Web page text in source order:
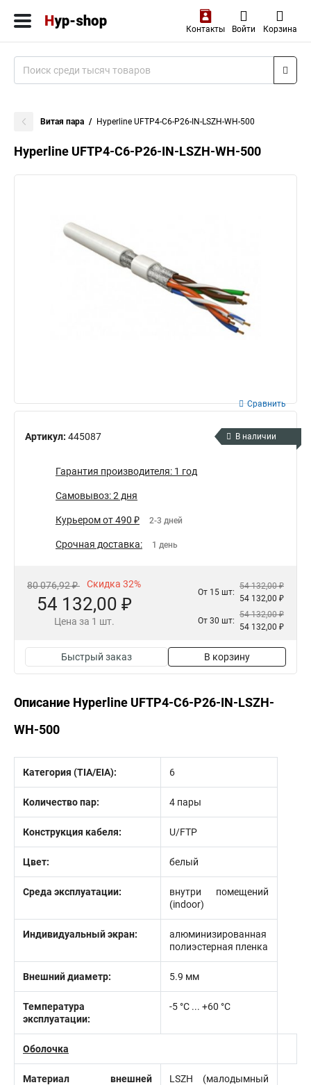
Контакты Войти Корзина
Витая пара Hyperline UFTP4-C6-P26-IN-LSZH-WH-500
Hyperline UFTP4-C6-P26-IN-LSZH-WH-500
Артикул: 445087
Сравнить
В наличии
Гарантия производителя: 1 год
Самовывоз: 2 дня
Курьером от 490 ₽ 2-3 дней
Срочная доставка: 1 день
80 076,92 ₽ Скидка 32%
54 132,00 ₽
Цена за 1 шт.
От 15 шт:
54 132,00 ₽
54 132,00 ₽
От 30 шт:
54 132,00 ₽
54 132,00 ₽
Быстрый заказ В корзину
Описание Hyperline UFTP4-C6-P26-IN-LSZH-
WH-500
Категория (TIA/EIA): 6
Количество пар: 4 пары
Конструкция кабеля: U/FTP
Цвет: белый
Среда эксплуатации:
внутри помещений
(indoor)
Индивидуальный экран:
алюминизированная
полиэстерная пленка
Внешний диаметр: 5.9 мм
Температура
эксплуатации:
-5 °С ... +60 °С
Оболочка
Материал внешней
LSZH (малодымный